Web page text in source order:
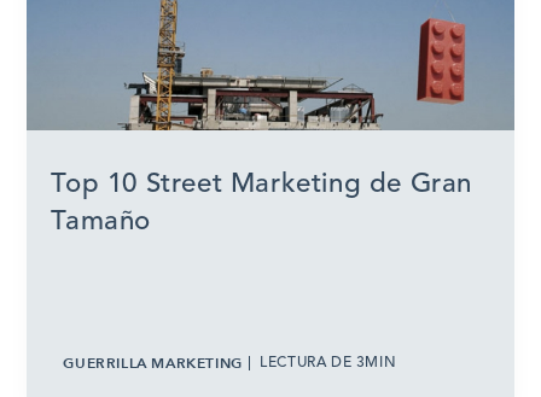
Top 10 Street Marketing de Gran
Tamaño
GUERRILLA MARKETING LECTURA DE 3MIN